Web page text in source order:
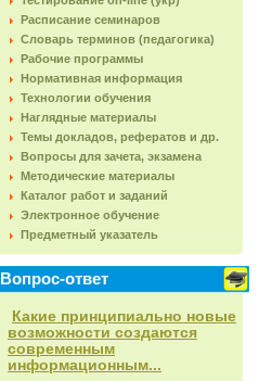
Расписание семинаров
Словарь терминов (педагогика)
Рабочие программы
Нормативная информация
Технологии обучения
Наглядные материалы
Темы докладов, рефератов и др.
Вопросы для зачета, экзамена
Методические материалы
Каталог работ и заданий
Электронное обучение
Предметный указатель
Вопрос-ответ
Какие принципиально новые
возможности создаются
современным
информационным...